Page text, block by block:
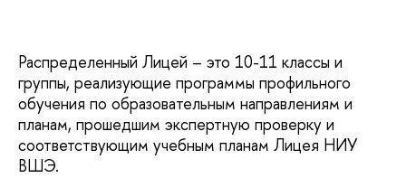
Распределенный Лицей – это 10-11 классы и
группы, реализующие программы профильного
обучения по образовательным направлениям и
планам, прошедшим экспертную проверку и
соответствующим учебным планам Лицея НИУ
ВШЭ.